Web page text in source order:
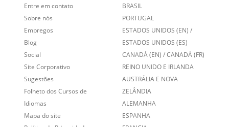
Empregos
Blog
Social
Site Corporativo
Sugestões
Folheto dos Cursos de
Idiomas
Mapa do site
Política de Privacidade
ESTADOS UNIDOS (EN)
ESTADOS UNIDOS (ES)
CANADÁ (EN)/CANADÁ (FR)
REINO UNIDO E IRLANDA
AUSTRÁLIA E NOVA
ZELÂNDIA
ALEMANHA
ESPANHA
FRANCIA